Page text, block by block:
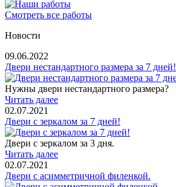
Смотреть все работы
Новости
09.06.2022
Двери нестандартного размера за 7 дней!
Нужны двери нестандартного размера?
Читать далее
02.07.2021
Двери с зеркалом за 7 дней!
Двери с зеркалом за 3 дня.
Читать далее
02.07.2021
Двери с асимметричной филенкой.